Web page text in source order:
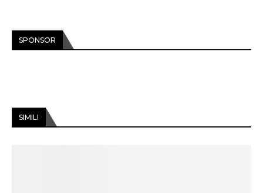
SPONSOR
SIMILI